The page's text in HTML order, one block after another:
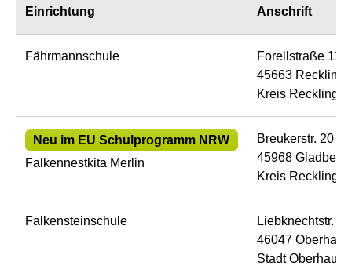
Einrichtung Anschrift
Fährmannschule
Forellstraße 11
45663
Kreis
Neu im EU Schulprogramm NRW
Falkennestkita Merlin
Breukerstr. 20
45968 Gladbeck
Kreis
Falkensteinschule
Liebknechtstr.
46047
Stadt